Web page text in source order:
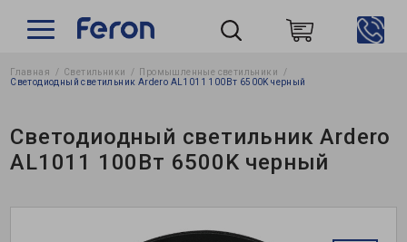
Главная Светильники
Промышленные светильники
Светодиодный светильник Ardero AL1011 100Вт 6500K черный
Светодиодный светильник Ardero
AL1011 100Вт 6500K черный